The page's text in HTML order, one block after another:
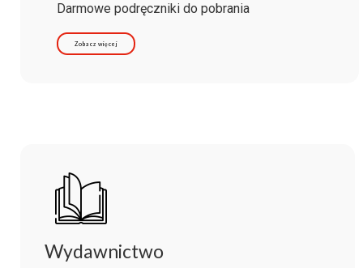
Darmowe podręczniki do pobrania
Zobacz więcej
Wydawnictwo